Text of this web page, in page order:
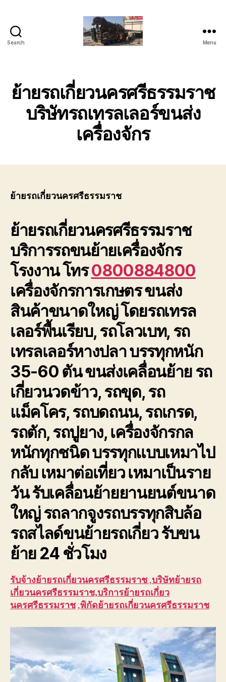
Search
เทรล
เลอ
ร์
หัว
ลาก
โทร
4604
Menu
ย้ายรถเกี่ยวนครศรีธรรมราช
บริษัทรถเทรลเลอร์ขนส่ง
เครื่องจักร
ย้ายรถเกี่ยวนครศรีธรรมราช
ย้ายรถเกี่ยวนครศรีธรรมราช
บริการรถขนย้ายเครื่องจักร
โรงงาน โทร0800884800
เครื่องจักรการเกษตร ขนส่ง
สินค้าขนาดใหญ่ โดยรถเทรล
เลอร์พื้นเรียบ, รถโลวเบท, รถ
เทรลเลอร์หางปลา บรรทุกหนัก
35-60 ตัน ขนส่งเคลื่อนย้าย รถ
เกี่ยวนวดข้าว, รถขุด, รถ
แม็คโคร, รถบดถนน, รถเกรด,
รถตัก, รถปูยาง, เครื่องจักรกล
หนักทุกชนิด บรรทุกแบบเหมาไป
กลับ เหมาต่อเที่ยว เหมาเป็นราย
วัน รับเคลื่อนย้ายยานยนต์ขนาด
ใหญ่ รถลากจูงรถบรรทุกสิบล้อ
รถสไลด์ขนย้ายรถเกี่ยว รับขน
ย้าย 24 ชั่วโมง
รับจ้างย้ายรถเกี่ยวนครศรีธรรมราช,บริษัทย้ายรถ
เกี่ยวนครศรีธรรมราช,บริการย้ายรถเกี่ยว
นครศรีธรรมราช ,พิกัดย้ายรถเกี่ยวนครศรีธรรมราช